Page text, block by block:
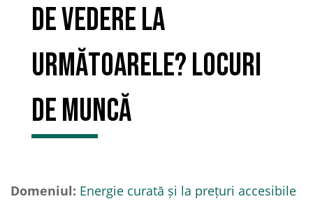
DE VEDERE la
următoarele? Locuri
de muncă
Domeniul: Energie curată și la prețuri accesibile